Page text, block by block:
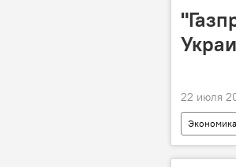
22 июля
Экономика